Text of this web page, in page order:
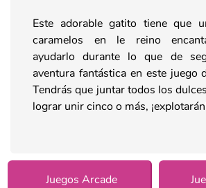
Este adorable gatito tiene que
caramelos en le reino
ayudarlo durante lo que de
aventura fantástica en este juego
Tendrás que juntar todos los
lograr unir cinco o más,
Juegos Arcade